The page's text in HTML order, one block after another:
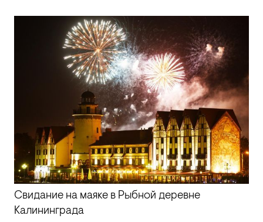
Свидание на маяке в Рыбной деревне
Калининграда